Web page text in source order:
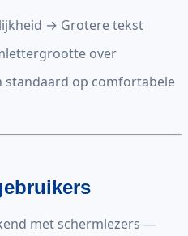
→ Grotere tekst
over
standaard op comfortabele
met schermlezers —